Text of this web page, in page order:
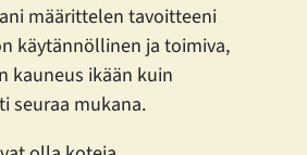
määrittelen tavoitteeni
käytännöllinen ja toimiva,
kauneus ikään kuin
seuraa mukana.